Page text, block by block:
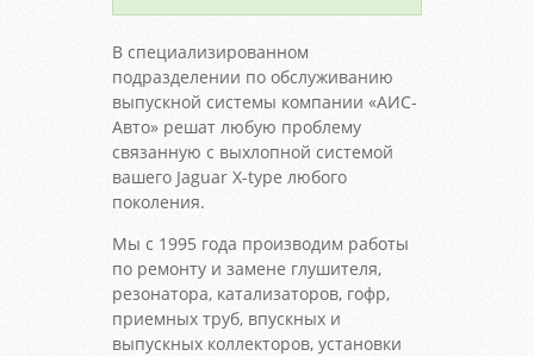
В специализированном
подразделении по обслуживанию
выпускной системы компании «АИС-
Авто» решат любую проблему
связанную с выхлопной системой
вашего Jaguar X-type любого
поколения.
Мы с 1995 года производим работы
по ремонту и замене глушителя,
резонатора, катализаторов, гофр,
приемных труб, впускных и
выпускных коллекторов, установки